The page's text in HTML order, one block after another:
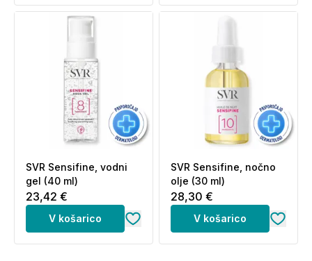
SVR Sensifine, vodni
gel (40 ml)
23,42 €
V košarico
SVR Sensifine, nočno
olje (30 ml)
28,30 €
V košarico